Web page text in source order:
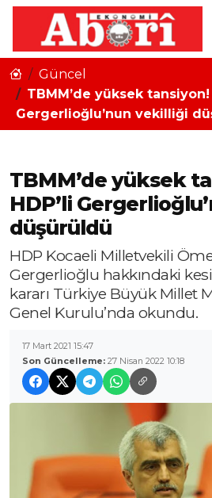
Güncel
TBMM’de yüksek tansiyon!
Gergerlioğlu’nun vekilliği
TBMM’de yüksek
HDP’li
düşürüldü
HDP Kocaeli Milletvekili
Gergerlioğlu hakkındaki
kararı Türkiye Büyük Millet
Genel Kurulu’nda okundu.
17 Mart 2021 15:47
Son Güncelleme: 27 Nisan 2022 10:18